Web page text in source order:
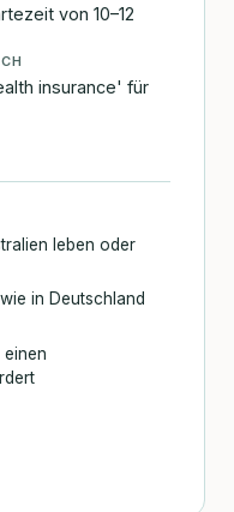
von 10–12
insurance' für
leben oder
in Deutschland
einen